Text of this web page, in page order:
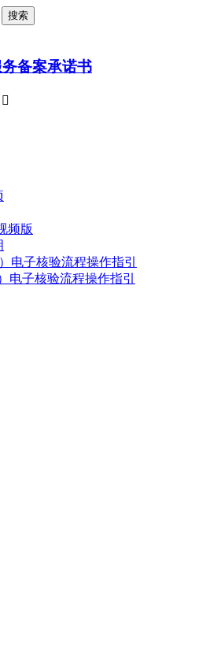
搜索
备案承诺书

频版
电子核验流程操作指引
电子核验流程操作指引